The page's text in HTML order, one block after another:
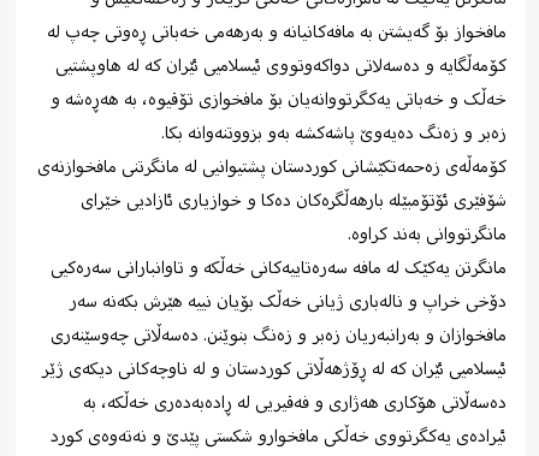
مافخواز بۆ گەیشتن بە مافەکانیانە و بەرهەمی خەباتی ڕەوتی چەپ لە
کۆمەڵگایە و دەسەلاتی دواکەوتووی ئیسلامیی ئێران کە لە هاوپشتیی
خەڵک و خەباتی یەکگرتووانەیان بۆ مافخوازی تۆقیوە، بە هەڕەشە و
زەبر و زەنگ دەیەوێ پاشەکشە بەو بزووتنەوانە بکا.
کۆمەڵەی زەحمەتکێشانی کوردستان پشتیوانیی لە مانگرتنی مافخوازنەی
شۆفێری ئۆتۆمبێلە بارهەڵگرەکان دەکا و خوازیاری ئازادیی خێرای
مانگرتووانی بەند کراوە.
مانگرتن یەکێک لە مافە سەرەتاییەکانی خەڵکە و تاوانبارانی سەرەکیی
دۆخی خراپ و نالەباری ژیانی خەڵک بۆیان نییە هێرش بکەنە سەر
مافخوازان و بەرانبەریان زەبر و زەنگ بنوێنن. دەسەڵاتی چەوسێنەری
ئیسلامیی ئێران کە لە ڕۆژهەڵاتی کوردستان و لە ناوچەکانی دیکەی ژێر
دەسەڵاتی هۆکاری هەژاری و فەقیریی لە ڕادەبەدەری خەڵکە، بە
ئیرادەی یەکگرتووی خەڵکی مافخوارو شکستی پێدێ و نەتەوەی کورد